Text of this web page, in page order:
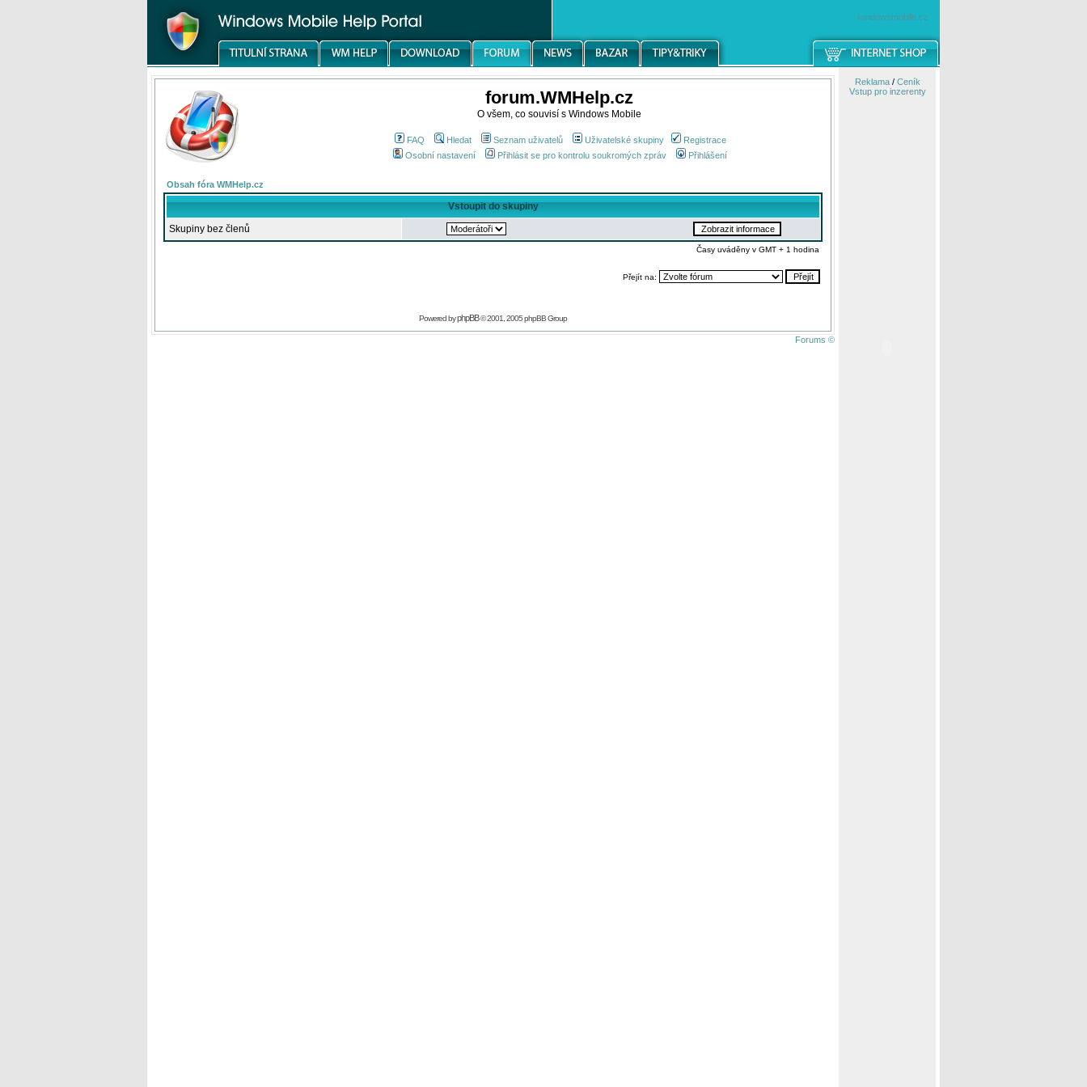
windowsmobile.cz
forum.WMHelp.cz
O všem, co souvisí s Windows Mobile
FAQ Hledat Seznam uživatelů Uživatelské skupiny
Registrace
Osobní nastavení
Přihlásit se pro kontrolu soukromých zpráv Přihlášení
Obsah fóra WMHelp.cz
Vstoupit do skupiny
Skupiny bez členů
Časy uváděny v GMT + 1 hodina
Přejít na:
Powered byphpBB© 2001, 2005 phpBB Group
Forums ©
Reklama/ Ceník
Vstup pro inzerenty